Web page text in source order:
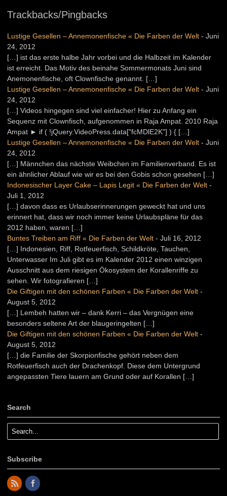
Trackbacks/Pingbacks
Lustige Gesellen – Annemonenfische « Die Farben der Welt - Juni
24, 2012
[…] ist das erste halbe Jahr vorbei und die Halbzeit im Kalender
ist erreicht. Das Motiv des beinahe Sommermonats Juni sind
Anemonenfische, oft Clownfische genannt. […]
Lustige Gesellen – Annemonenfische « Die Farben der Welt - Juni
24, 2012
[…] Videos hingegen sind viel einfacher! Hier zu Anfang ein
Sequenz mit Clownfisch, aufgenommen in Raja Ampat. 2010 Raja
Ampat ► if ( !jQuery.VideoPress.data["fcMDlE2K"] ) { […]
Lustige Gesellen – Annemonenfische « Die Farben der Welt - Juni
24, 2012
[…] Männchen das nächste Weibchen im Familienverband. Es ist
ein ähnlicher Ablauf wie wir es bei den Gobis schon gesehen […]
Indonesischer Layer Cake – Lapis Legit « Die Farben der Welt -
Juli 1, 2012
[…] davon dass es Urlaubserinnerungen geweckt hat und uns
erinnert hat, dass wir noch immer keine Urlaubspläne für das
2012 haben, waren […]
Buntes Treiben am Riff « Die Farben der Welt - Juli 16, 2012
[…] Indonesien, Riff, Rotfeuerfisch, Schildkröte, Tauchen,
Unterwasser Im Juli gibt es im Kalender 2012 einen winzigen
Ausschnitt aus dem riesigen Ökosystem der Korallenriffe zu
sehen. Wir fotografieren […]
Die Giftigen mit den schönen Farben « Die Farben der Welt -
August 5, 2012
[…] Lembeh hatten wir – dank Kerri – das Vergnügen eine
besonders seltene Art der blaugeringelten […]
Die Giftigen mit den schönen Farben « Die Farben der Welt -
August 5, 2012
[…] die Familie der Skorpionfische gehört neben dem
Rotfeuerfisch auch der Drachenkopf. Diese dem Untergrund
angepassten Tiere lauern am Grund oder auf Korallen […]
Search
Subscribe